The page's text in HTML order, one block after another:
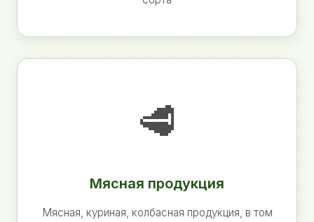
🥩
Мясная продукция
Мясная, куриная, колбасная продукция, в том